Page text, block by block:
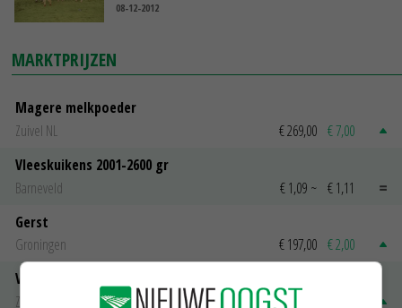
08-12-2012
MARKTPRIJZEN
Magere melkpoeder
Zuivel NL
€ 269,00 € 7,00
Vleeskuikens 2001-2600 gr
Barneveld
€ 1,09 ~ € 1,11
Gerst
Groningen
€ 197,00 € 2,00
Volle melkpoeder
Zuivel NL
€ 345,00